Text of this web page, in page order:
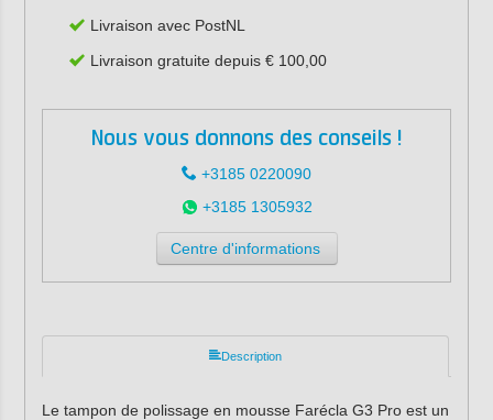
Livraison avec PostNL
Livraison gratuite depuis € 100,00
Nous vous donnons des conseils !
+3185 0220090
+3185 1305932
Centre d'informations
Description
Le tampon de polissage en mousse Farécla G3 Pro est un